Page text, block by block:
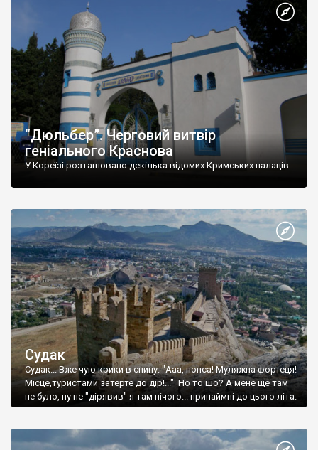
“Дюльбер”. Черговий витвір
геніального Краснова
У Кореїзі розташовано декілька відомих Кримських палаців.
Судак
Судак... Вже чую крики в спину: "Ааа, попса! Муляжна фортеця!
Місце,туристами затерте до дір!..." Но то шо? А мене ще там
не було, ну не "дірявив" я там нічого... принаймні до цього літа.